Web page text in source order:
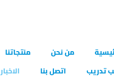
من نحن منتجاتنا
تدريب
اتصل بنا الاخبار